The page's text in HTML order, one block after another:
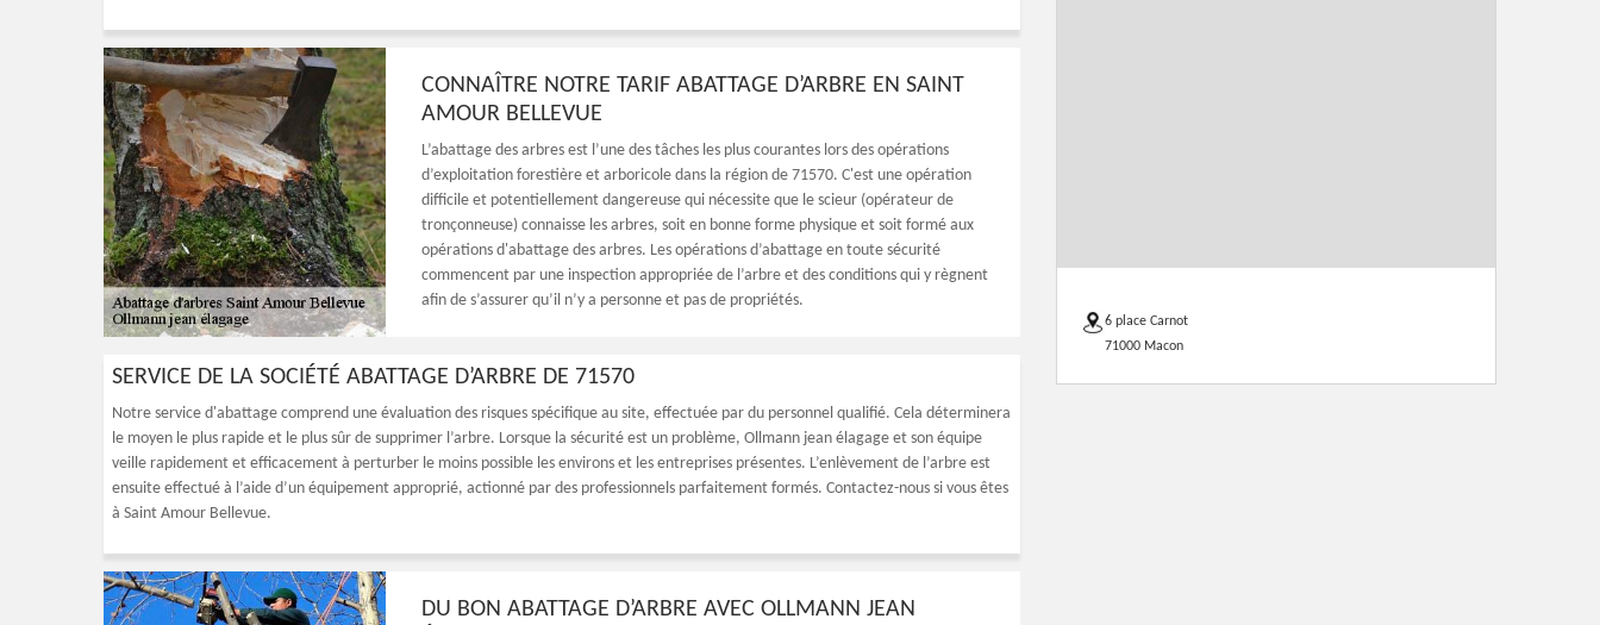
CONNAÎTRE NOTRE TARIF ABATTAGE D’ARBRE EN SAINT
AMOUR BELLEVUE
L’abattage des arbres est l’une des tâches les plus courantes lors des opérations
d’exploitation forestière et arboricole dans la région de 71570. C'est une opération
difficile et potentiellement dangereuse qui nécessite que le scieur (opérateur de
tronçonneuse) connaisse les arbres, soit en bonne forme physique et soit formé aux
opérations d'abattage des arbres. Les opérations d’abattage en toute sécurité
commencent par une inspection appropriée de l’arbre et des conditions qui y règnent
afin de s’assurer qu’il n’y a personne et pas de propriétés.
SERVICE DE LA SOCIÉTÉ ABATTAGE D’ARBRE DE 71570
Notre service d'abattage comprend une évaluation des risques spécifique au site, effectuée par du personnel qualifié. Cela déterminera
le moyen le plus rapide et le plus sûr de supprimer l’arbre. Lorsque la sécurité est un problème, Ollmann jean élagage et son équipe
veille rapidement et efficacement à perturber le moins possible les environs et les entreprises présentes. L’enlèvement de l’arbre est
ensuite effectué à l’aide d’un équipement approprié, actionné par des professionnels parfaitement formés. Contactez-nous si vous êtes
à Saint Amour Bellevue.
DU BON ABATTAGE D’ARBRE AVEC OLLMANN JEAN
6 place Carnot
71000 Macon